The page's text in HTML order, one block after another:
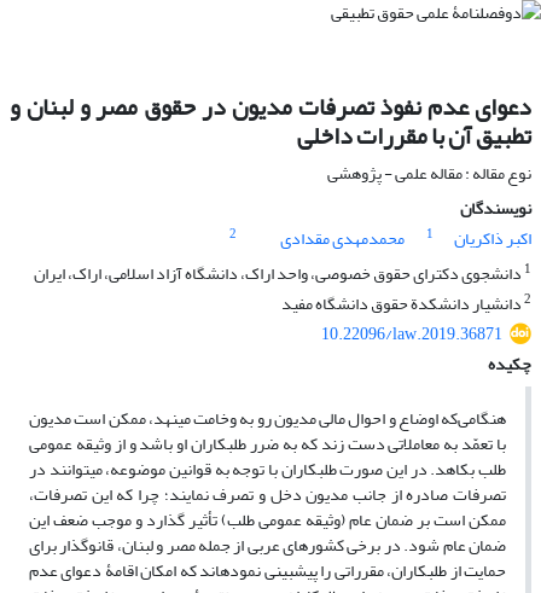
دعوای عدم نفوذ تصرفات مدیون در حقوق مصر و لبنان و
تطبیق آن با مقررات داخلی
نوع مقاله : مقاله علمی - پژوهشی
نویسندگان
اکبر ذاکریان
1 محمدمهدی مقدادی
2
1 دانشجوی دکترای حقوق خصوصی، واحد اراک، دانشگاه آزاد اسلامی، اراک، ایران
2دانشیار دانشکدة حقوق دانشگاه مفید
10.22096/law.2019.36871
چکیده
هنگامی‌که اوضاع و احوال مالی مدیون رو به وخامت می‏نهد، ممکن است مدیون
با تعمّد به معاملاتی دست زند که به ضرر طلبکاران او باشد و از وثیقه عمومی
طلب بکاهد. در این صورت طلبکاران با توجه به قوانین موضوعه، می‏توانند در
تصرفات صادره از جانب مدیون دخل و تصرف نمایند؛ چرا که این تصرفات،
ممکن است بر ضمان عام (وثیقه عمومی طلب) تأثیر گذارد و موجب ضعف این
ضمان عام شود. در برخی کشورهای عربی از جمله مصر و لبنان، قانوگذار برای
حمایت از طلبکاران، مقرراتی را پیش‏بینی نموده‏اند که امکان اقامۀ دعوای عدم